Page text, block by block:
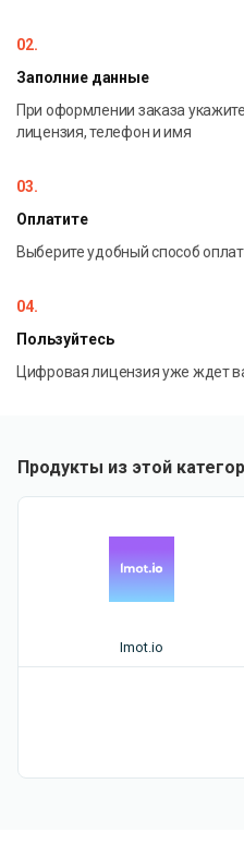
02.
Заполние данные
При оформлении заказа
лицензия, телефон и имя
03.
Оплатите
Выберите удобный способ
04.
Пользуйтесь
Цифровая лицензия уже ждет
Продукты из этой
Imot.io